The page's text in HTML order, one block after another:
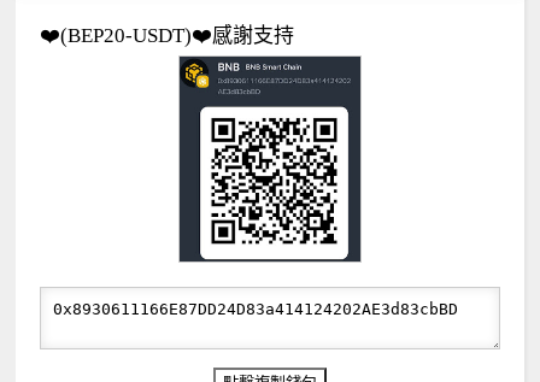
❤️(BEP20-USDT)❤️感謝支持